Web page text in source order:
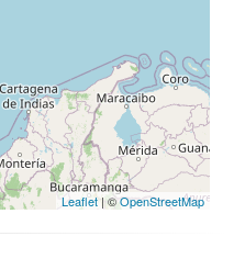
Leaflet| ©OpenStreetMap